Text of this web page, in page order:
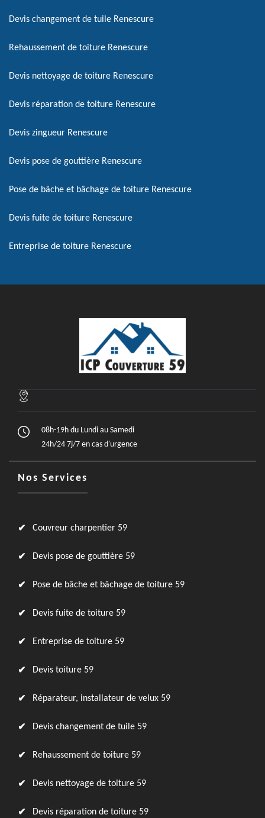
Devis changement de tuile Renescure
Rehaussement de toiture Renescure
Devis nettoyage de toiture Renescure
Devis réparation de toiture Renescure
Devis zingueur Renescure
Devis pose de gouttière Renescure
Pose de bâche et bâchage de toiture Renescure
Devis fuite de toiture Renescure
Entreprise de toiture Renescure
08h-19h du Lundi au Samedi
24h/24 7j/7 en cas d'urgence
Nos Services
Couvreur charpentier 59
Devis pose de gouttière 59
Pose de bâche et bâchage de toiture 59
Devis fuite de toiture 59
Entreprise de toiture 59
Devis toiture 59
Réparateur, installateur de velux 59
Devis changement de tuile 59
Rehaussement de toiture 59
Devis nettoyage de toiture 59
Devis réparation de toiture 59